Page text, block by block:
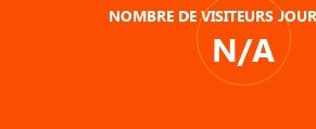
NOMBRE DE VISITEURS
N/A